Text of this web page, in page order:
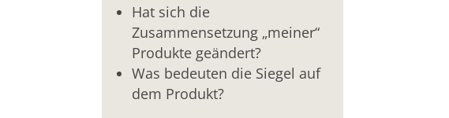
Hat sich die
Zusammensetzung „meiner“
Produkte geändert?
Was bedeuten die Siegel auf
dem Produkt?